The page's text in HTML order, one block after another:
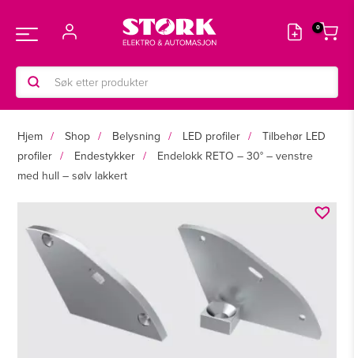
rett
innholdet
Main
Menu
Products
search
Hjem Shop Belysning LED profiler
Tilbehør LED
profiler
Endestykker
Endelokk RETO – 30° – venstre
med hull – sølv lakkert